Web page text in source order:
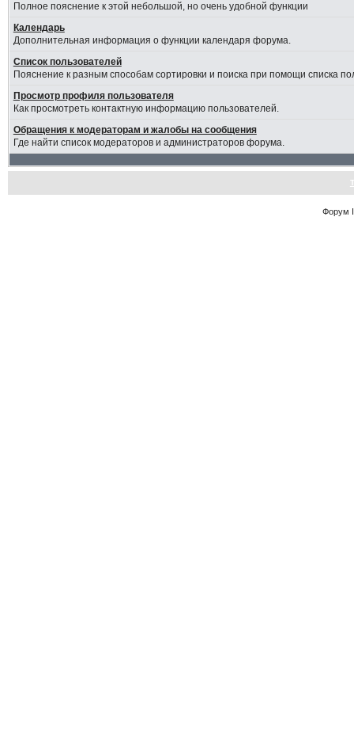
Полное пояснение к этой небольшой, но очень удобной функции
Календарь
Дополнительная информация о функции календаря форума.
Список пользователей
Пояснение к разным способам сортировки и поиска при помощи списка
Просмотр профиля пользователя
Как просмотреть контактную информацию пользователей.
Обращения к модераторам и жалобы на сообщения
Где найти список модераторов и администраторов форума.
Форум